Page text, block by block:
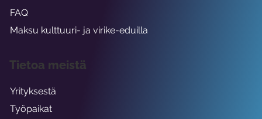
FAQ
Maksu kulttuuri- ja virike-eduilla
Tietoa meistä
Yrityksestä
Työpaikat